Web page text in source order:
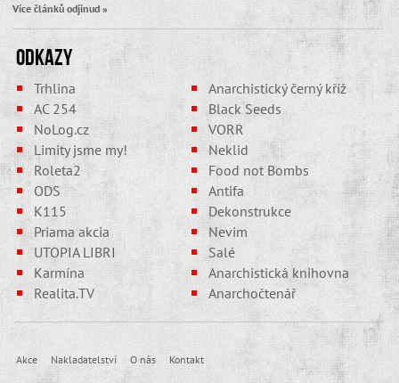
Více článků odjinud »
Odkazy
Trhlina
Anarchistický černý kříž
AC 254
Black Seeds
NoLog.cz
VORR
Limity jsme my!
Neklid
Roleta2
Food not Bombs
ODS
Antifa
K115
Dekonstrukce
Priama akcia
Nevim
UTOPIA LIBRI
Salé
Karmína
Anarchistická knihovna
Realita.TV
Anarchočtenář
Akce Nakladatelství O nás
Kontakt